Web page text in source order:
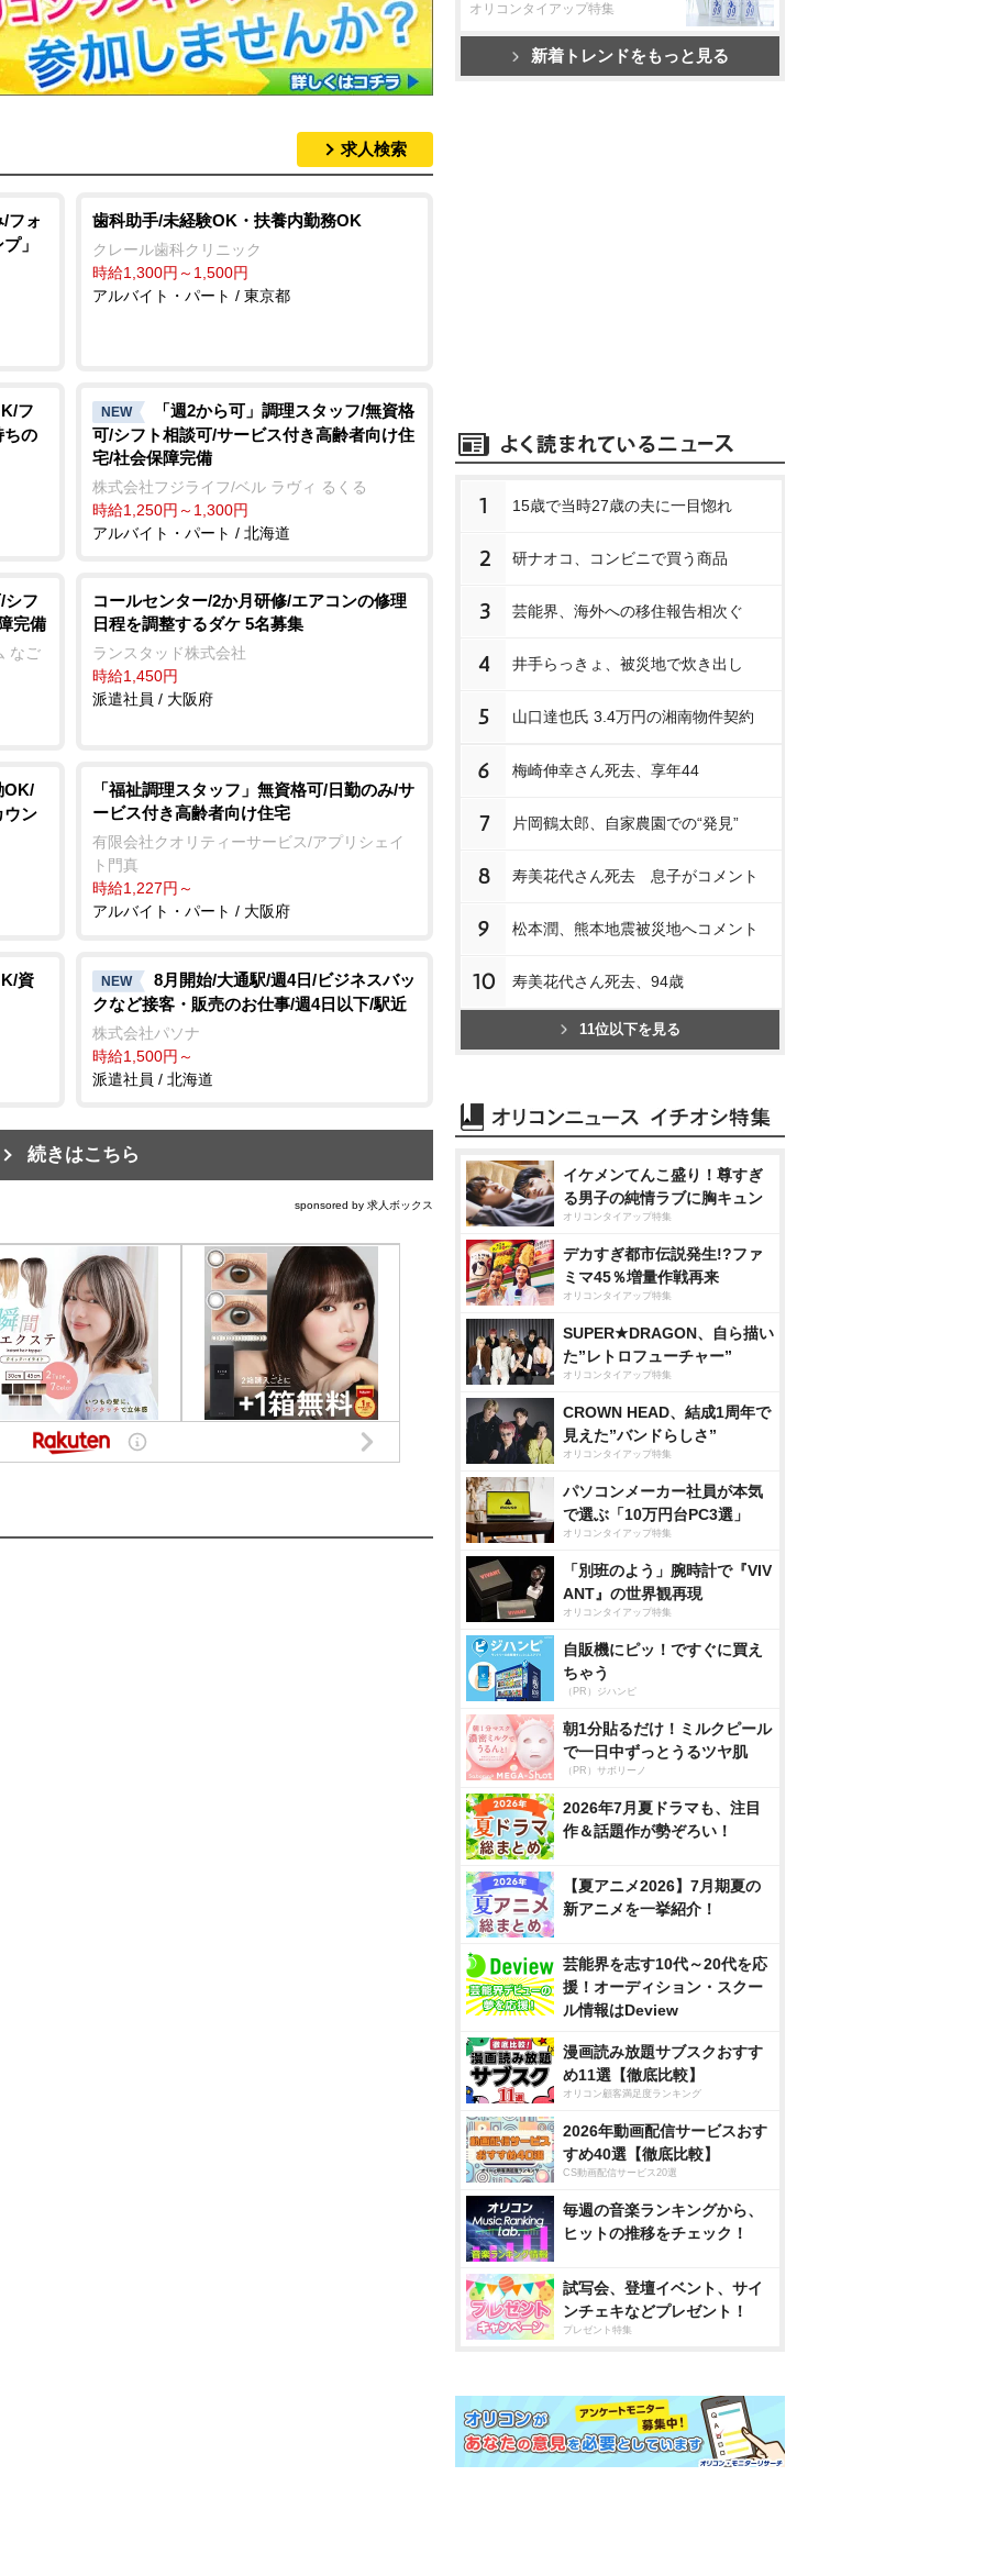
求人検索
フォ
」
歯科助手/未経験OK・扶養内勤務OK
クレール歯科クリニック
時給1,300円～1,500円
アルバイト・パート / 東京都
フ
ちの
NEW
「週2から可」調理スタッフ/無資格
可/シフト相談可/サービス付き高齢者向け住
宅/社会保障完備
株式会社フジライフ/ベル ラヴィ るくる
時給1,250円～1,300円
アルバイト・パート / 北海道
シフ
完備
なご
コールセンター/2か月研修/エアコンの修理
日程を調整するダケ 5名募集
ランスタッド株式会社
時給1,450円
派遣社員 / 大阪府
OK/
ウン
「福祉調理スタッフ」無資格可/日勤のみ/サ
ービス付き高齢者向け住宅
有限会社クオリティーサービス/アプリシェイ
ト門真
時給1,227円～
アルバイト・パート / 大阪府
資 NEW
8月開始/大通駅/週4日/ビジネスバッ
クなど接客・販売のお仕事/週4日以下/駅近
株式会社パソナ
時給1,500円～
派遣社員 / 北海道
続きはこちら
sponsored by 求人ボックス
オリコンタイアップ特集
新着トレンドをもっと見る
1 15歳で当時27歳の夫に一目惚れ
2 研ナオコ、コンビニで買う商品
3 芸能界、海外への移住報告相次ぐ
4 井手らっきょ、被災地で炊き出し
5 山口達也氏 3.4万円の湘南物件契約
6 梅崎伸幸さん死去、享年44
7 片岡鶴太郎、自家農園での“発見”
8 寿美花代さん死去 息子がコメント
9 松本潤、熊本地震被災地へコメント
10 寿美花代さん死去、94歳
11位以下を見る
イケメンてんこ盛り！尊すぎ
る男子の純情ラブに胸キュン
オリコンタイアップ特集
デカすぎ都市伝説発生!?ファ
ミマ45％増量作戦再来
オリコンタイアップ特集
SUPER★DRAGON、自ら描い
た”レトロフューチャー”
オリコンタイアップ特集
CROWN HEAD、結成1周年で
見えた”バンドらしさ”
オリコンタイアップ特集
パソコンメーカー社員が本気
で選ぶ「10万円台PC3選」
オリコンタイアップ特集
「別班のよう」腕時計で『VIV
ANT』の世界観再現
オリコンタイアップ特集
自販機にピッ！ですぐに買え
ちゃう
（PR）ジハンピ
朝1分貼るだけ！ミルクピール
で一日中ずっとうるツヤ肌
（PR）サボリーノ
2026年7月夏ドラマも、注目
作＆話題作が勢ぞろい！
【夏アニメ2026】7月期夏の
新アニメを一挙紹介！
芸能界を志す10代～20代を応
援！オーディション・スクー
ル情報はDeview
漫画読み放題サブスクおすす
め11選【徹底比較】
オリコン顧客満足度ランキング
2026年動画配信サービスおす
すめ40選【徹底比較】
CS動画配信サービス20選
毎週の音楽ランキングから、
ヒットの推移をチェック！
試写会、登壇イベント、サイ
ンチェキなどプレゼント！
プレゼント特集